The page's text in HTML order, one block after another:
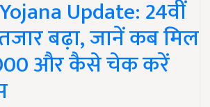
Update: 24वीं
बढ़ा, जानें कब मिल
और कैसे चेक करें